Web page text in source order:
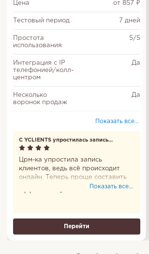
Цена
от 857 ₽
Тестовый период 7 дней
Простота
использования
5/5
Интеграция с IP
телефонией/колл-
центром
Да
Несколько
воронок продаж
Да
Да
Отчеты
Тайм-менеджмент
Мессенджер
Показать все...
С YCLIENTS упростилась запись
клиентов
Црм-ка упростила запись
клиентов, ведь всё происходит
онлайн. Теперь проще составить
график и сделать работу
эффективней.
Показать все...
Перейти